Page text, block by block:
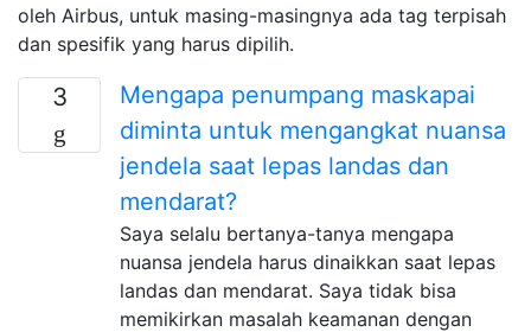
oleh Airbus, untuk masing-masingnya ada tag terpisah
dan spesifik yang harus dipilih.
3
Mengapa penumpang maskapai
diminta untuk mengangkat nuansa
jendela saat lepas landas dan
mendarat?
Saya selalu bertanya-tanya mengapa
nuansa jendela harus dinaikkan saat lepas
landas dan mendarat. Saya tidak bisa
memikirkan masalah keamanan dengan